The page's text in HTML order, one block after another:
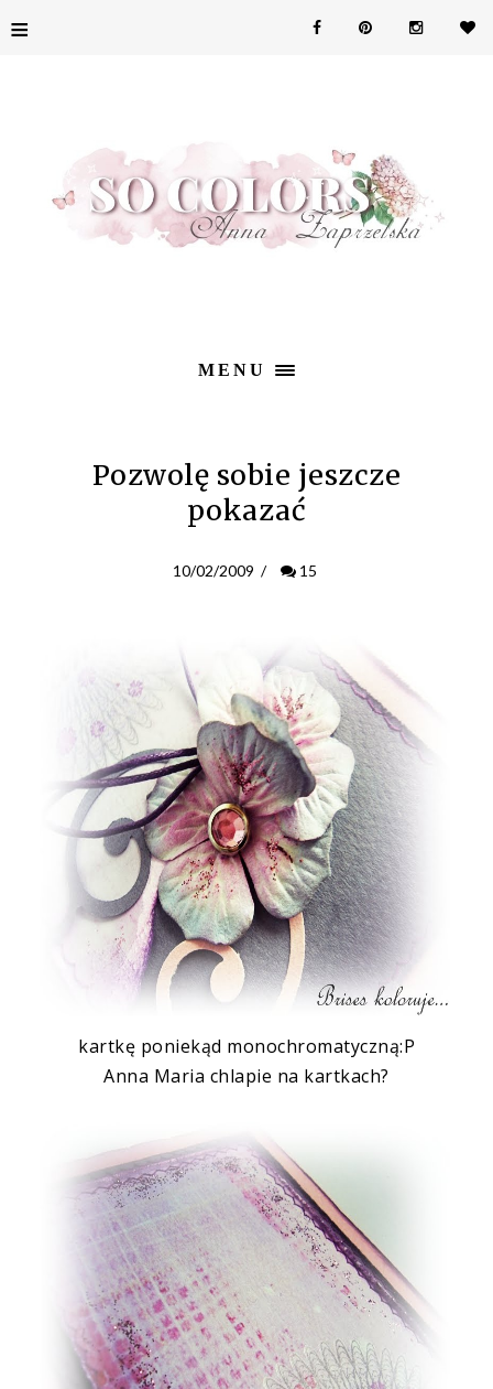
≡
MENU
Pozwolę sobie jeszcze
pokazać
10/02/2009 / 15
kartkę poniekąd monochromatyczną:P
Anna Maria chlapie na kartkach?